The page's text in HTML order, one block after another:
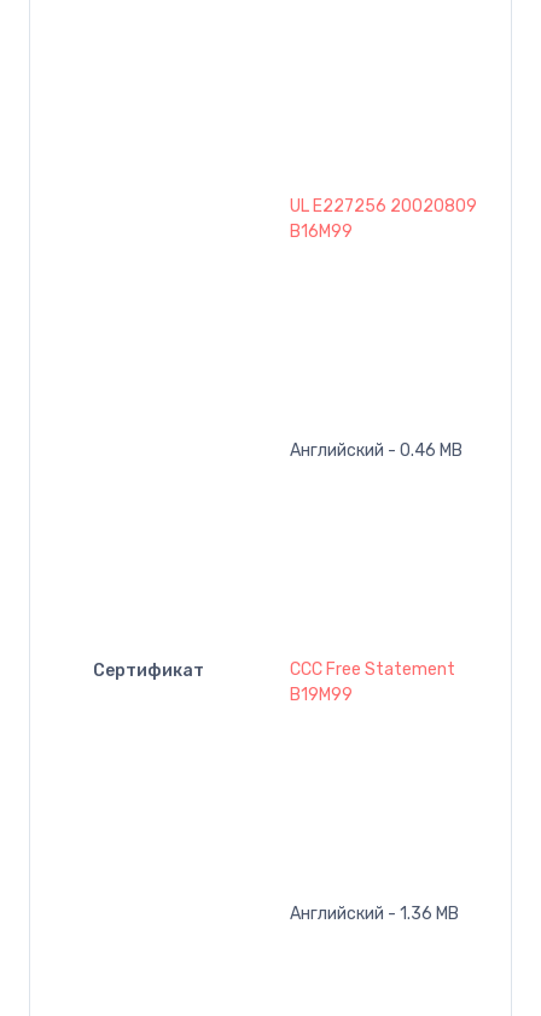
Сертификат
UL E227256 20020809
B16M99
Английский - 0.46 MB
CCC Free Statement
B19M99
Английский - 1.36 MB